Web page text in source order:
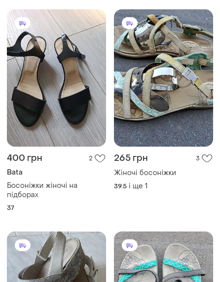
400 грн 2
Bata
Босоніжки жіночі на
підборах
37
265 грн 3
Жіночі босоніжки
39.5 і ще 1